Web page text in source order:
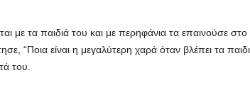
με τα παιδιά του και με περηφάνια τα επαινούσε στο
“Ποια είναι η μεγαλύτερη χαρά όταν βλέπει τα
του.